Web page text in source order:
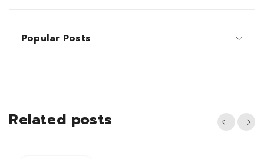
Popular Posts
Related posts